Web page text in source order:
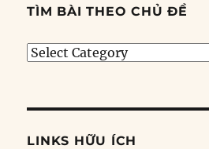
TÌM BÀI THEO CHỦ ĐỀ
Tìm
đề
LINKS HỮU ÍCH